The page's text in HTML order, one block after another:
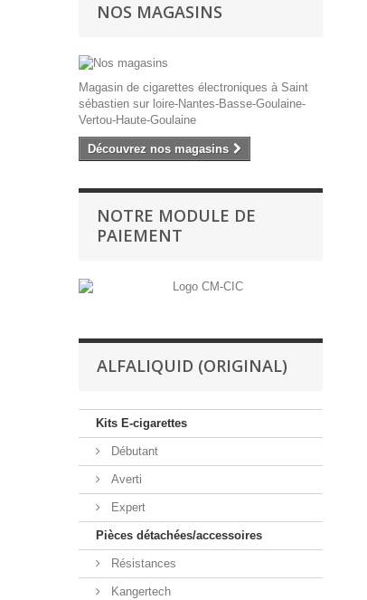
NOS MAGASINS
Magasin de cigarettes électroniques à Saint
sébastien sur loire-Nantes-Basse-Goulaine-
Vertou-Haute-Goulaine
Découvrez nos magasins
NOTRE MODULE DE
PAIEMENT
ALFALIQUID (ORIGINAL)
Kits E-cigarettes
Débutant
Averti
Expert
Pièces détachées/accessoires
Résistances
Kangertech